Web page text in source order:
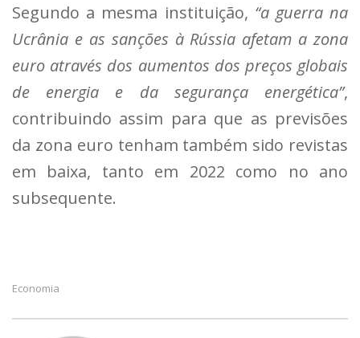
Segundo a mesma instituição, “a guerra na
Ucrânia e as sanções à Rússia afetam a zona
euro através dos aumentos dos preços globais
de energia e da segurança energética”,
contribuindo assim para que as previsões
da zona euro tenham também sido revistas
em baixa, tanto em 2022 como no ano
subsequente.
Economia